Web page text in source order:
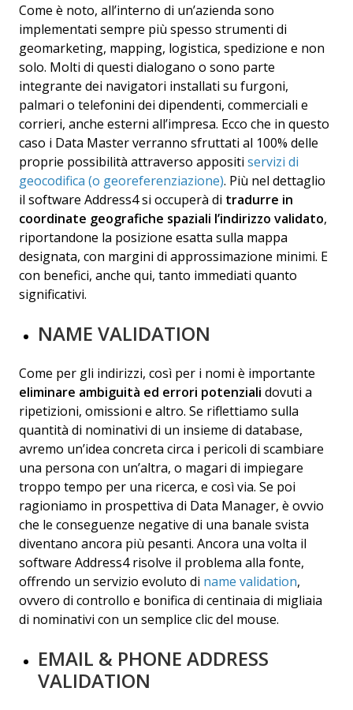
Come è noto, all’interno di un’azienda sono
implementati sempre più spesso strumenti di
geomarketing, mapping, logistica, spedizione e non
solo. Molti di questi dialogano o sono parte
integrante dei navigatori installati su furgoni,
palmari o telefonini dei dipendenti, commerciali e
corrieri, anche esterni all’impresa. Ecco che in questo
caso i Data Master verranno sfruttati al 100% delle
proprie possibilità attraverso appositi servizi di
geocodifica (o georeferenziazione). Più nel dettaglio
il software Address4 si occuperà di tradurre in
coordinate geografiche spaziali l’indirizzo validato,
riportandone la posizione esatta sulla mappa
designata, con margini di approssimazione minimi. E
con benefici, anche qui, tanto immediati quanto
significativi.
NAME VALIDATION
Come per gli indirizzi, così per i nomi è importante
eliminare ambiguità ed errori potenziali dovuti a
ripetizioni, omissioni e altro. Se riflettiamo sulla
quantità di nominativi di un insieme di database,
avremo un’idea concreta circa i pericoli di scambiare
una persona con un’altra, o magari di impiegare
troppo tempo per una ricerca, e così via. Se poi
ragioniamo in prospettiva di Data Manager, è ovvio
che le conseguenze negative di una banale svista
diventano ancora più pesanti. Ancora una volta il
software Address4 risolve il problema alla fonte,
offrendo un servizio evoluto di name validation,
ovvero di controllo e bonifica di centinaia di migliaia
di nominativi con un semplice clic del mouse.
EMAIL & PHONE ADDRESS
VALIDATION